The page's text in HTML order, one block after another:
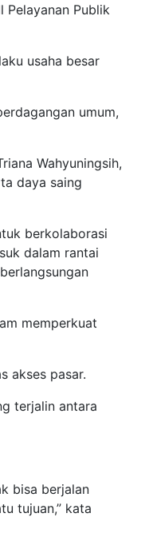
Publik
usaha besar
umum,
Wahyuningsih,
daya saing
berkolaborasi
dalam rantai
memperkuat
akses pasar.
terjalin antara
bisa berjalan
tujuan,” kata